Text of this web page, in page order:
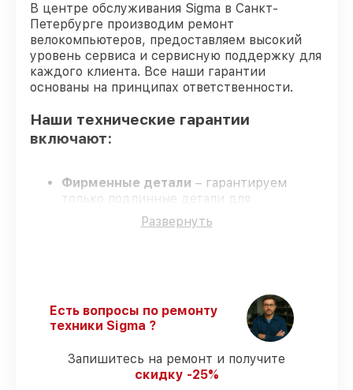
В центре обслуживания Sigma в Санкт-
Петербурге производим ремонт
велокомпьютеров, предоставляем высокий
уровень сервиса и сервисную поддержку для
каждого клиента. Все наши гарантии
основаны на принципах ответственности.
Наши технические гарантии
включают:
Фирменные детали – гарантируем
только подлинные детали для
велокомпьютеров.
Опытные мастера– проверенные
– обслуживание с
полным гарантийным сопровождением.
Гарантии на починку
велокомпьютеров:
Развернуть
Есть вопросы по ремонту
техники Sigma ?
Запишитесь на ремонт и получите
скидку -25%